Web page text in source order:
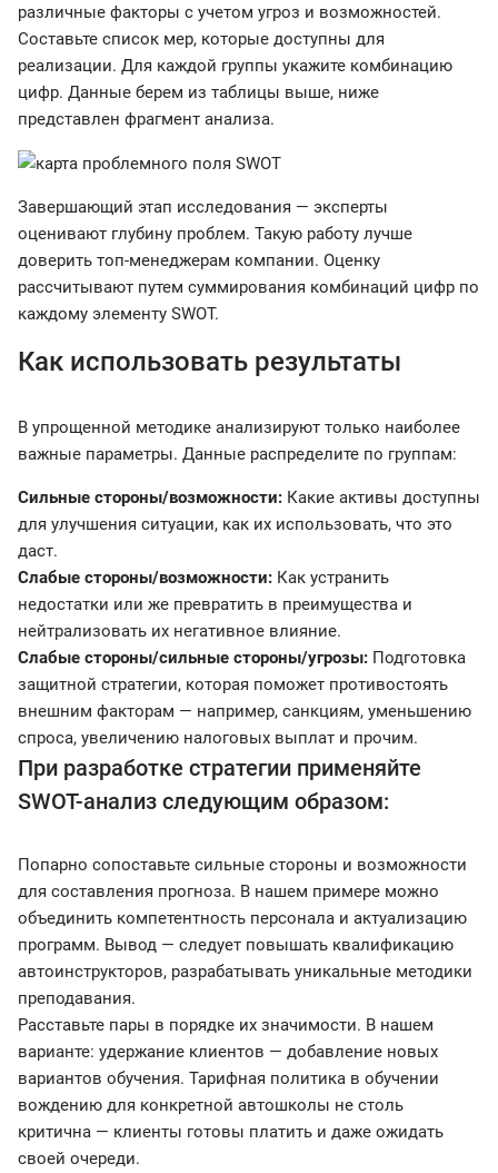
различные факторы с учетом угроз и возможностей.
Составьте список мер, которые доступны для
реализации. Для каждой группы укажите комбинацию
цифр. Данные берем из таблицы выше, ниже
представлен фрагмент анализа.
Завершающий этап исследования — эксперты
оценивают глубину проблем. Такую работу лучше
доверить топ-менеджерам компании. Оценку
рассчитывают путем суммирования комбинаций цифр по
каждому элементу SWOT.
Как использовать результаты
В упрощенной методике анализируют только наиболее
важные параметры. Данные распределите по группам:
Сильные стороны/возможности: Какие активы доступны
для улучшения ситуации, как их использовать, что это
даст.
Слабые стороны/возможности: Как устранить
недостатки или же превратить в преимущества и
нейтрализовать их негативное влияние.
Слабые стороны/сильные стороны/угрозы: Подготовка
защитной стратегии, которая поможет противостоять
внешним факторам — например, санкциям, уменьшению
спроса, увеличению налоговых выплат и прочим.
При разработке стратегии применяйте
SWOT-анализ следующим образом:
Попарно сопоставьте сильные стороны и возможности
для составления прогноза. В нашем примере можно
объединить компетентность персонала и актуализацию
программ. Вывод — следует повышать квалификацию
автоинструкторов, разрабатывать уникальные методики
преподавания.
Расставьте пары в порядке их значимости. В нашем
варианте: удержание клиентов — добавление новых
вариантов обучения. Тарифная политика в обучении
вождению для конкретной автошколы не столь
критична — клиенты готовы платить и даже ожидать
своей очереди.